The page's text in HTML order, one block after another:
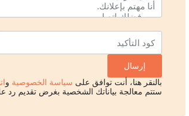
بالنقر هنا، أنت توافق على سياسة الخصوصية و
ستتم معالجة بياناتك الشخصية بغرض تقديم رد